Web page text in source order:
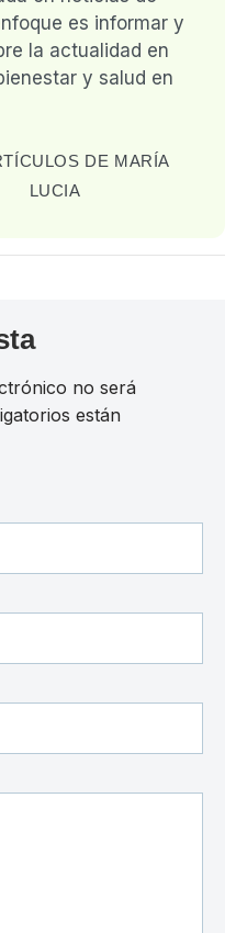
es informar y
la actualidad en
y salud en
DE MARÍA
LUCIA
no será
están